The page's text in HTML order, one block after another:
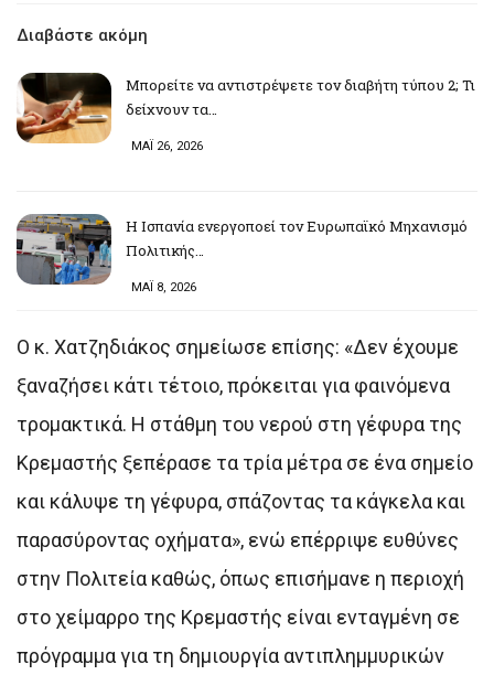
Διαβάστε ακόμη
Μπορείτε να αντιστρέψετε τον διαβήτη τύπου 2; Τι
δείχνουν τα…
ΜΑΪ 26, 2026
Η Ισπανία ενεργοποεί τον Ευρωπαϊκό Μηχανισμό
Πολιτικής…
ΜΑΪ 8, 2026
Ο κ. Χατζηδιάκος σημείωσε επίσης: «Δεν έχουμε
ξαναζήσει κάτι τέτοιο, πρόκειται για φαινόμενα
τρομακτικά. Η στάθμη του νερού στη γέφυρα της
Κρεμαστής ξεπέρασε τα τρία μέτρα σε ένα σημείο
και κάλυψε τη γέφυρα, σπάζοντας τα κάγκελα και
παρασύροντας οχήματα», ενώ επέρριψε ευθύνες
στην Πολιτεία καθώς, όπως επισήμανε η περιοχή
στο χείμαρρο της Κρεμαστής είναι ενταγμένη σε
πρόγραμμα για τη δημιουργία αντιπλημμυρικών